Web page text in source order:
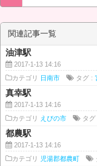
関連記事一覧
油津駅
2017-1-13 14:16
カテゴリ
日南市 タグ :
真幸駅
2017-1-13 14:16
カテゴリ
えびの市 タグ
都農駅
2017-1-13 14:16
カテゴリ
児湯郡都農町